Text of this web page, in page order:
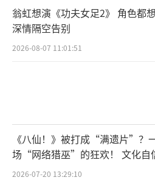
翁虹想演《功夫女足2》 角色都
深情隔空告别
2026-08-07 11:01:51
《八仙！》被打成“满遗片”？
场“网络猎巫”的狂欢！ 文化自
焦虑？
2026-07-20 13:29:10